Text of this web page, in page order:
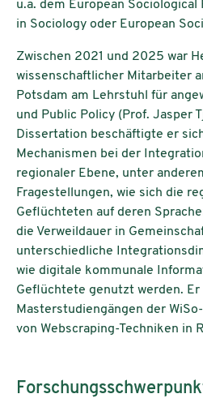
u.a. dem European Sociological
in Sociology oder European
Zwischen 2021 und 2025 war
wissenschaftlicher Mitarbeiter
Potsdam am Lehrstuhl für
und Public Policy (Prof. Jasper
Dissertation beschäftigte er
Mechanismen bei der
regionaler Ebene, unter
Fragestellungen, wie sich die
Geflüchteten auf deren
die Verweildauer in
unterschiedliche
wie digitale kommunale
Geflüchtete genutzt werden. Er
Masterstudiengängen der
von Webscraping-Techniken in